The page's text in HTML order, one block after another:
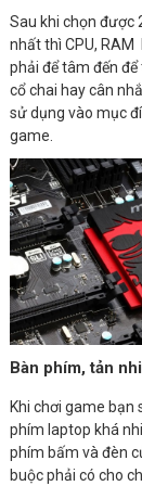
Sau khi chọn được
nhất thì CPU, RAM
phải để tâm đến
cổ chai hay cân
sử dụng vào mục
game.
Bàn phím, tản
Khi chơi game bạn
phím laptop khá
phím bấm và đèn
buộc phải có cho